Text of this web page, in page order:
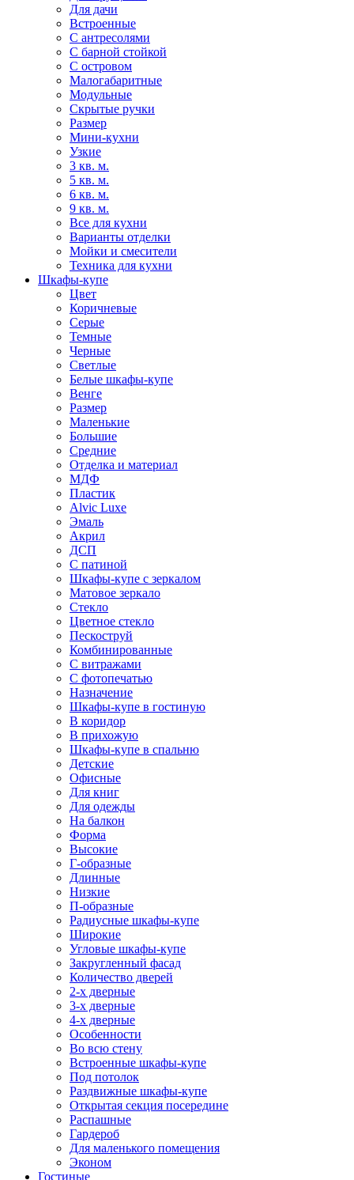
Для дачи
Встроенные
С антресолями
С барной стойкой
С островом
Малогабаритные
Модульные
Скрытые ручки
Размер
Мини-кухни
Узкие
3 кв. м.
5 кв. м.
6 кв. м.
9 кв. м.
Все для кухни
Варианты отделки
Мойки и смесители
Техника для кухни
Шкафы-купе
Цвет
Коричневые
Серые
Темные
Черные
Светлые
Белые шкафы-купе
Венге
Размер
Маленькие
Большие
Средние
Отделка и материал
МДФ
Пластик
Alvic Luxe
Эмаль
Акрил
ДСП
С патиной
Шкафы-купе с зеркалом
Матовое зеркало
Стекло
Цветное стекло
Пескоструй
Комбинированные
С витражами
С фотопечатью
Назначение
Шкафы-купе в гостиную
В коридор
В прихожую
Шкафы-купе в спальню
Детские
Офисные
Для книг
Для одежды
На балкон
Форма
Высокие
Г-образные
Длинные
Низкие
П-образные
Радиусные шкафы-купе
Широкие
Угловые шкафы-купе
Закругленный фасад
Количество дверей
2-х дверные
3-х дверные
4-х дверные
Особенности
Во всю стену
Встроенные шкафы-купе
Под потолок
Раздвижные шкафы-купе
Открытая секция посередине
Распашные
Гардероб
Для маленького помещения
Эконом
Гостиные